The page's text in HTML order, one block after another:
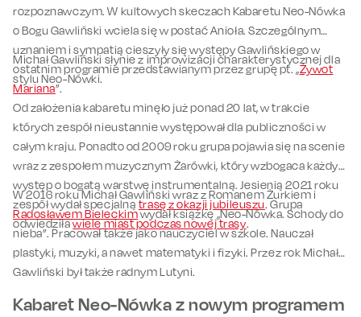
rozpoznawczym. W kultowych skeczach Kabaretu Neo-Nówka
o Bogu Gawliński wciela się w postać Anioła. Szczególnym
uznaniem i sympatią cieszyły się występy Gawlińskiego w
ostatnim programie przedstawianym przez grupę pt. „Żywot
Mariana”.
Michał Gawliński słynie z improwizacji charakterystycznej dla
stylu Neo-Nówki.
Od założenia kabaretu minęło już ponad 20 lat, w trakcie
których zespół nieustannie występował dla publiczności w
całym kraju. Ponadto od 2009 roku grupa pojawia się na scenie
wraz z zespołem muzycznym Żarówki, który wzbogaca każdy
występ o bogatą warstwę instrumentalną. Jesienią 2021 roku
zespół wydał specjalną trasę z okazji jubileuszu. Grupa
odwiedziławiele miast podczas nowej trasy.
W 2016 roku Michał Gawliński wraz z Romanem Żurkiem i
Radosławem Bieleckimwydał książkę „Neo-Nówka. Schody do
nieba”. Pracował także jako nauczyciel w szkole. Nauczał
plastyki, muzyki, a nawet matematyki i fizyki. Przez rok Michał
Gawliński był także radnym Lutyni.
Kabaret Neo-Nówka z nowym programem